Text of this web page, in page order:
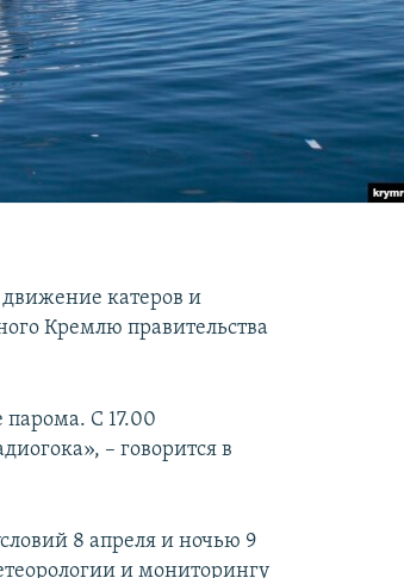
катеров и
Кремлю правительства
С 17.00
– говорится в
8 апреля и ночью 9
и мониторингу